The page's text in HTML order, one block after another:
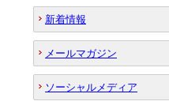
新着情報
メールマガジン
ソーシャルメディア